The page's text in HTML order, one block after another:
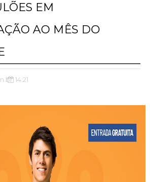
EM
AO MÊS DO
14:21